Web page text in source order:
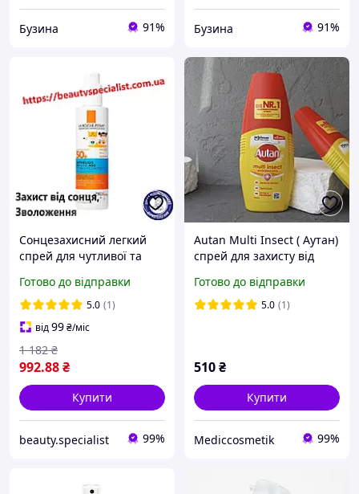
Бузина 91% Бузина 91%
Сонцезахисний легкий
спрей для чутливої та
шкіри дітей захист від
UVB та дуже довгих UVA
променів SPF50+
Готово до відправки
5.0 (1)
від99₴/міс
992.88₴
1 182 ₴
Купити
beauty.specialist 99%
Autan Multi Insect ( Аутан)
спрей для захисту від
Німеччина
Готово до відправки
5.0 (1)
510₴
Купити
Mediccosmetik 99%